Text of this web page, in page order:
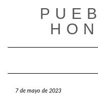
7 de mayo de 2023